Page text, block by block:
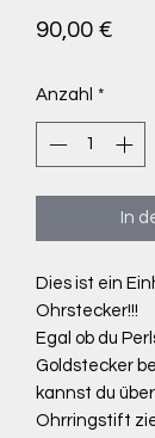
90,00 €Preis
Anzahl *
In
Dies ist ein
Ohrstecker!!!
Egal ob du
Goldstecker
kannst du
Ohrringstift